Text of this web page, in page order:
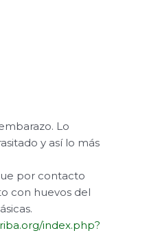
Lo
y así lo más
por contacto
con huevos del
index.php?